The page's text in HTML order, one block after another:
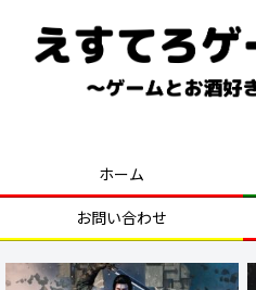
ホーム
お問い合わせ